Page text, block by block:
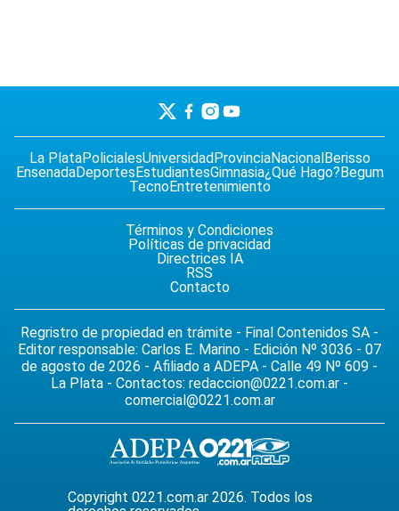
La PlataPolicialesUniversidadProvinciaNacionalBerisso
EnsenadaDeportesEstudiantesGimnasia¿Qué Hago?Begum
TecnoEntretenimiento
Términos y Condiciones
Políticas de privacidad
Directrices IA
RSS
Contacto
Regristro de propiedad en trámite - Final Contenidos SA -
Editor responsable: Carlos E. Marino - Edición Nº 3036 - 07
de agosto de 2026 - Afiliado a ADEPA - Calle 49 Nº 609 -
La Plata - Contactos: redaccion@0221.com.ar -
comercial@0221.com.ar
Copyright 0221.com.ar 2026. Todos los